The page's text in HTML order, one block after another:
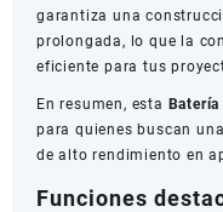
garantiza una
prolongada, lo que la
eficiente para tus
En resumen, esta
para quienes buscan
de alto rendimiento en
Funciones